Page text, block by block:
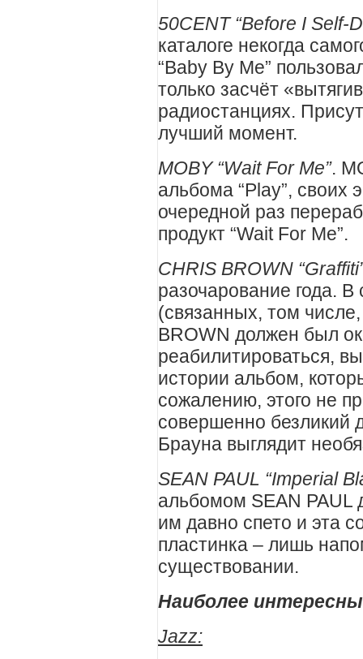
50CENT “Before I Self-
каталоге некогда
“Baby By Me”
только засчёт
радиостанциях.
лучший момент.
MOBY “Wait For Me”.
альбома “Play”, своих
очередной раз
продукт “Wait For Me”.
CHRIS BROWN
разочарование года.
(связанных, том
BROWN должен был
реабилитироваться,
истории альбом,
сожалению, этого не
совершенно безликий
Брауна выглядит
SEAN PAUL “Imperial
альбомом SEAN PAUL
им давно спето и эта
пластинка – лишь
существовании.
Наиболее
Jazz: